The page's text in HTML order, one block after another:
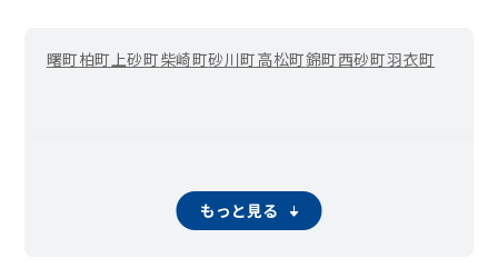
曙町柏町 上砂町柴崎町砂川町高松町錦町西砂町羽衣町
もっと見る